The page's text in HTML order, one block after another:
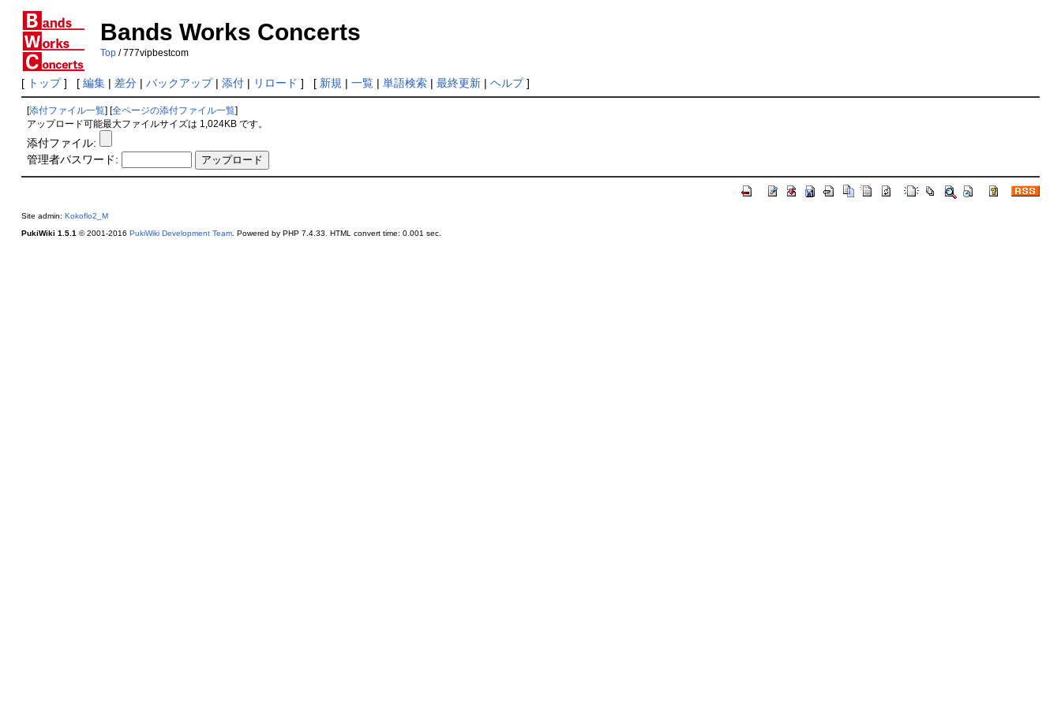
Bands Works Concerts
Top/ 777vipbestcom
[ トップ] [ 編集| 差分| バックアップ| 添付| リロード ] [ 新規 | 一覧| 単語検索| 最終更新| ヘルプ]
[添付ファイル一覧 ] [全ページの添付ファイル一覧
アップロード可能最大ファイルサイズは 1,024KB です。
添付ファイル:
管理者パスワード:
Site admin: Kokoflo2_M
PukiWiki 1.5.1 © 2001-2016 PukiWiki Development Team. Powered by PHP 7.4.33. HTML convert time: 0.001 sec.